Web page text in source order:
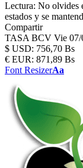
Lectura: No olvides
estados y se
Compartir
TASA BCV Vie 07/
$ USD: 756,70 Bs
€ EUR: 871,89 Bs
Font ResizerAa